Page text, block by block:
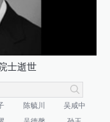
士逝世
陈毓川
吴咸中